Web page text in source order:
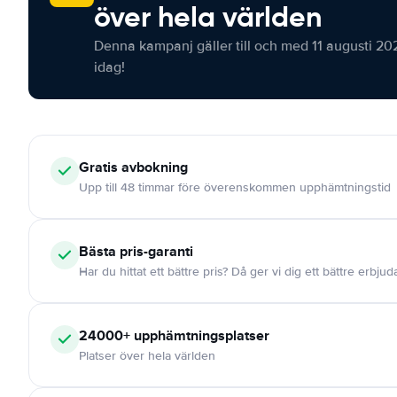
över hela världen
Denna kampanj gäller till och med 11 augusti
idag!
Gratis avbokning
Upp till 48 timmar före överenskommen upphämtningstid
Bästa pris-garanti
Har du hittat ett bättre pris? Då ger vi dig ett bättre
24000+ upphämtningsplatser
Platser över hela världen